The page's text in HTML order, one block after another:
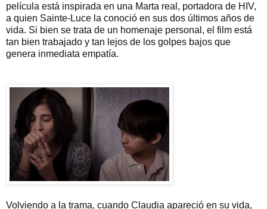
película está inspirada en una Marta real, portadora de HIV,
a quien Sainte-Luce la conoció en sus dos últimos años de
vida. Si bien se trata de un homenaje personal, el film está
tan bien trabajado y tan lejos de los golpes bajos que
genera inmediata empatía.
Volviendo a la trama, cuando Claudia apareció en su vida,